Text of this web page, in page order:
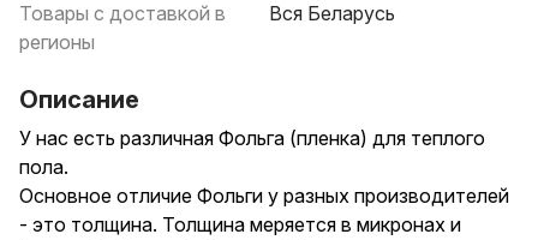
Товары с доставкой в
регионы
Вся Беларусь
Описание
У нас есть различная Фольга (пленка) для теплого
пола.
Основное отличие Фольги у разных производителей
- это толщина. Толщина меряется в микронах и